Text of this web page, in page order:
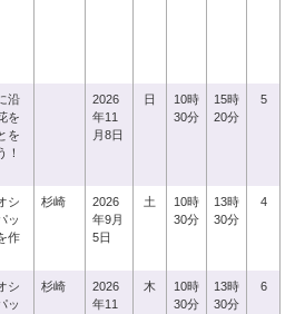
沿
を
を
！
2026
年11
月8日
日
10時
30分
15時
20分
5
シ
ッ
作
杉崎
2026
年9月
5日
土
10時
30分
13時
30分
4
シ
ッ
杉崎
2026
年11
木
10時
30分
13時
30分
6